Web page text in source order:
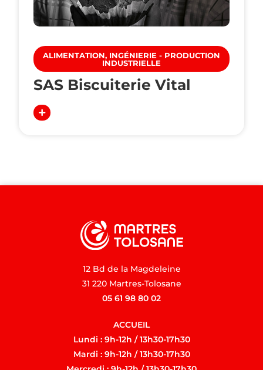
ALIMENTATION, INGÉNIERIE - PRODUCTION
INDUSTRIELLE
SAS Biscuiterie Vital
12 Bd de la Magdeleine
31 220 Martres-Tolosane
05 61 98 80 02
ACCUEIL
Lundi : 9h-12h / 13h30-17h30
Mardi : 9h-12h / 13h30-17h30